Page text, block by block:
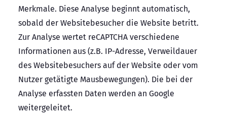
Merkmale. Diese Analyse beginnt automatisch,
sobald der Websitebesucher die Website betritt.
Zur Analyse wertet reCAPTCHA verschiedene
Informationen aus (z.B. IP-Adresse, Verweildauer
des Websitebesuchers auf der Website oder vom
Nutzer getätigte Mausbewegungen). Die bei der
Analyse erfassten Daten werden an Google
weitergeleitet.